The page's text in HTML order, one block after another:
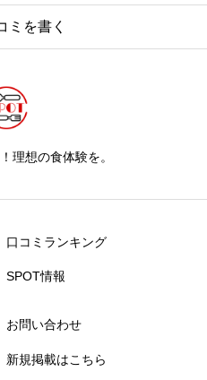
ミを書く
理想の食体験を。
口コミランキング
SPOT情報
お問い合わせ
新規掲載はこちら